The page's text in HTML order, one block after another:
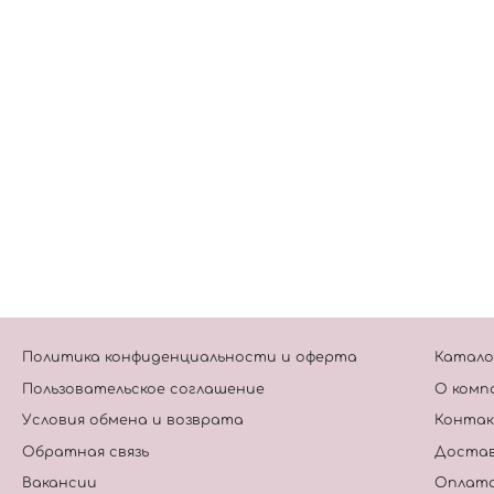
Политика конфиденциальности и оферта
Пользовательское соглашение
Условия обмена и возврата
Обратная связь
Вакансии
О